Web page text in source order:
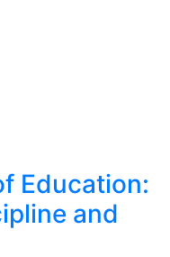
Education:
and